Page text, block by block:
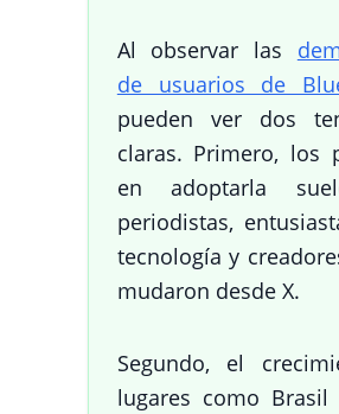
Al observar las
de usuarios de
pueden ver dos
claras. Primero, los
en adoptarla
periodistas,
tecnología y
mudaron desde X.
Segundo, el
lugares como Brasil